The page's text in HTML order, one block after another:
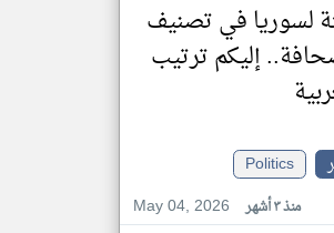
لسوريا في تصنيف
إليكم ترتيب
Politics
May 04, 2026
منذ ٣ أشهر